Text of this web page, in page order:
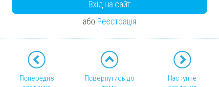
Вхід на сайт
або Реєстрація
Попереднє
Повернутись до
Наступне